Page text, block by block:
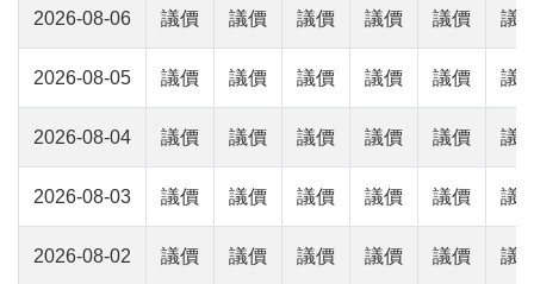
2026-08-06 議價 議價 議價 議價 議價 議
2026-08-05 議價 議價 議價 議價 議價 議
2026-08-04 議價 議價 議價 議價 議價 議
2026-08-03 議價 議價 議價 議價 議價 議
2026-08-02 議價 議價 議價 議價 議價 議